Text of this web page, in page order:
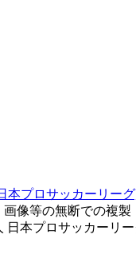
本プロサッカーリー
像等の無断での複製
日本プロサッカーリ